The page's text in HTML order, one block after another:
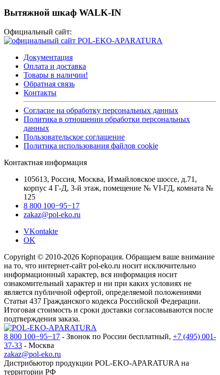
Вытяжной шкаф WALK-IN
Официальный сайт:
Документация
Оплата и доставка
Товары в наличии!
Обратная связь
Контакты
Согласие на обработку персональных данных
Политика в отношении обработки персональных
данных
Пользовательское соглашение
Политика использования файлов cookie
Контактная информация
105613, Россия, Москва, Измайловское шоссе, д.71,
корпус 4 Г-Д, 3-й этаж, помещение № VI-ГД, комната №
125
8 800 100−95−17
zakaz@pol-eko.ru
VKontakte
OK
Copyright © 2010-2026 Корпорация. Обращаем ваше внимание
на то, что интернет-сайт pol-eko.ru носит исключительно
информационный характер, вся информация носит
ознакомительный характер и ни при каких условиях не
является публичной офертой, определяемой положениями
Статьи 437 Гражданского кодекса Российской Федерации.
Итоговая стоимость и сроки доставки согласовываются после
подтверждения заказа.
8 800 100−95−17 - Звонок по России бесплатный, +7 (495) 001-
37-33 - Москва
zakaz@pol-eko.ru
Дистрибьютор продукции POL-EKO-APARATURA на
территории РФ